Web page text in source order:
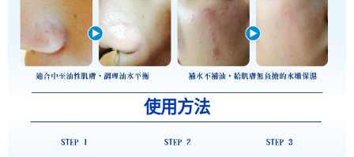
使用方法